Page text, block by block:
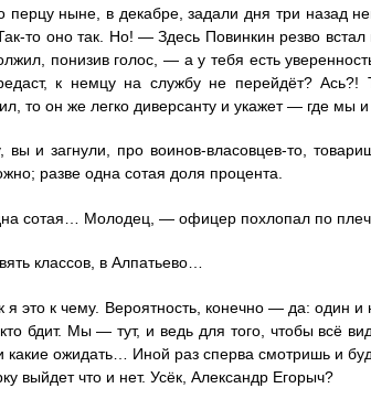
перцу ныне, в декабре, задали дня три назад
то оно так. Но! — Здесь Повинкин резво
понизив голос, — а у тебя есть
к немцу на службу не перейдёт?
то он же легко диверсанту и укажет — где мы и
и загнули, про воинов-власовцев-то,
разве одна сотая доля процента.
сотая… Молодец, — офицер похлопал по
классов, в Алпатьево…
я это к чему. Вероятность, конечно — да: один
бдит. Мы — тут, и ведь для того, чтобы всё
какие ожидать… Иной раз сперва смотришь и
выйдет что и нет. Усёк, Александр Егорыч?